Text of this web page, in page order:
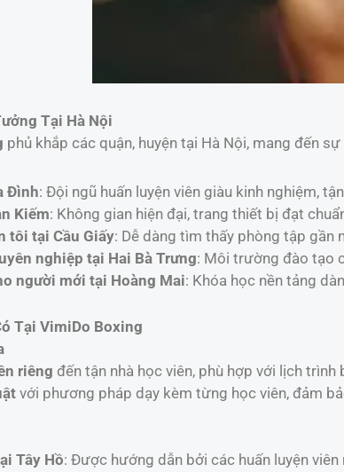
Tại Hà Nội
phủ khắp các quận, huyện tại Hà Nội, mang đến
Đình: Đội ngũ huấn luyện viên giàu kinh nghiệm,
Kiếm: Không gian hiện đại, trang thiết bị đạt
tôi tại Cầu Giấy: Dễ dàng tìm thấy phòng tập gần
nghiệp tại Hai Bà Trưng: Môi trường đào tạo
người mới tại Hoàng Mai: Khóa học nền tảng
Tại VimiDo Boxing
riêng đến tận nhà học viên, phù hợp với lịch trình
với phương pháp dạy kèm từng học viên, đảm
Tây Hồ: Được hướng dẫn bởi các huấn luyện